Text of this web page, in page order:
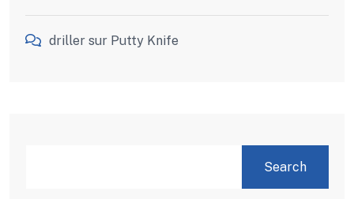
driller sur Putty Knife
Search